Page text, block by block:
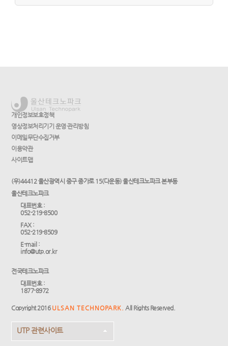
개인정보보호정책
영상정보처리기기 운영·관리방침
이메일무단수집거부
이용약관
사이트맵
(우)44412 울산광역시 중구 종가로 15(다운동) 울산테크노파크 본부동
울산테크노파크
대표번호 :
052-219-8500
FAX :
052-219-8509
E-mail :
info@utp.or.kr
전국테크노파크
대표번호 :
1877-8972
Copyright 2016 ULSAN TECHNOPARK. All Rights Reserved.
UTP 관련사이트